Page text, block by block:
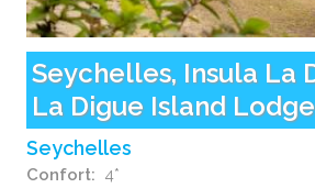
Seychelles, Insula La
La Digue Island
Seychelles
Confort 4*